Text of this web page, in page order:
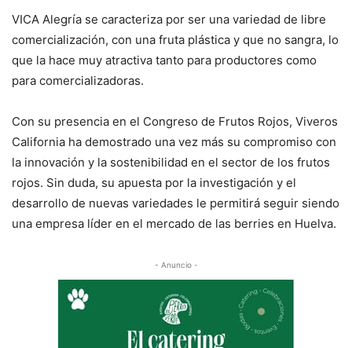
VICA Alegría se caracteriza por ser una variedad de libre
comercialización, con una fruta plástica y que no sangra, lo
que la hace muy atractiva tanto para productores como
para comercializadoras.
Con su presencia en el Congreso de Frutos Rojos, Viveros
California ha demostrado una vez más su compromiso con
la innovación y la sostenibilidad en el sector de los frutos
rojos. Sin duda, su apuesta por la investigación y el
desarrollo de nuevas variedades le permitirá seguir siendo
una empresa líder en el mercado de las berries en Huelva.
- Anuncio -